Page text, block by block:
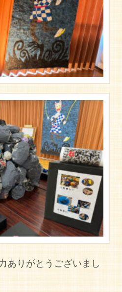
ありがとうございまし